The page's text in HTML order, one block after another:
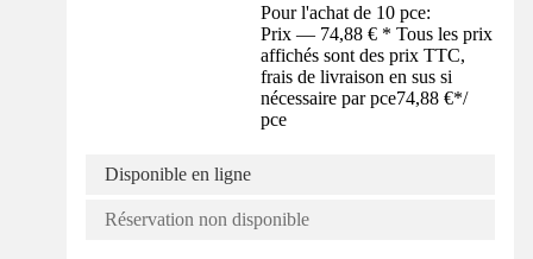
Pour l'achat de 10 pce:
Prix — 74,88 € * Tous les prix
affichés sont des prix TTC,
frais de livraison en sus si
nécessaire par pce74,88 €*/
pce
Disponible en ligne
Réservation non disponible